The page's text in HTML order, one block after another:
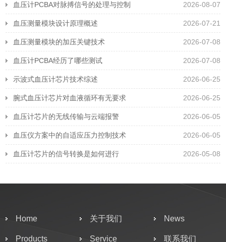
2026-08-07
血压计PCBA对脉搏信号的处理与控制
2026-07-21
血压测量模块设计原理概述
2026-07-08
血压测量模块的加压关键技术
2026-07-08
血压计PCBA经历了哪些测试
2026-06-25
示波式血压计芯片技术综述
2026-06-25
腕式血压计芯片对血液循环有无要求
2026-06-05
血压计芯片的无线传输与云端报警
2026-06-05
血压仪方案中的自适应压力控制技术
2026-05-08
血压计芯片的信号转换是如何进行
Home 关于我们 News
Products Service 联系我们